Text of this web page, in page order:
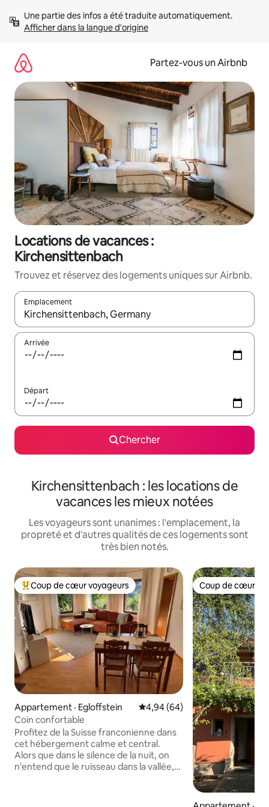
directement
Afficher dans la langue d'origine
Partez-vous un Airbnb
Locations de vacances :
Kirchensittenbach
Trouvez et réservez des logements uniques sur Airbnb.
Emplacement
Quand les résultats sont affichés, parcourez-les en utilisant
Arrivée
Départ
Chercher
Kirchensittenbach : les locations de
vacances les mieux notées
Les voyageurs sont unanimes : l'emplacement, la
propreté et d'autres qualités de ces logements sont
très bien notés.
Coup de cœur voyageurs parmi les plus aimés
Coup de cœur voyageurs
Appartement · Egloffstein Note moyenne de 4,94 sur 5,
4,94 (64)
Coin confortable
Profitez de la Suisse franconienne dans
cet hébergement calme et central.
Alors que dans le silence de la nuit, on
n'entend que le ruisseau dans la vallée,
Coup de cœur
Coup de cœur